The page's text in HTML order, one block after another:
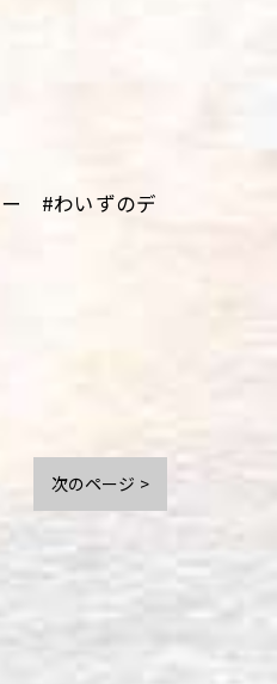
#わいずのデ
次のページ >